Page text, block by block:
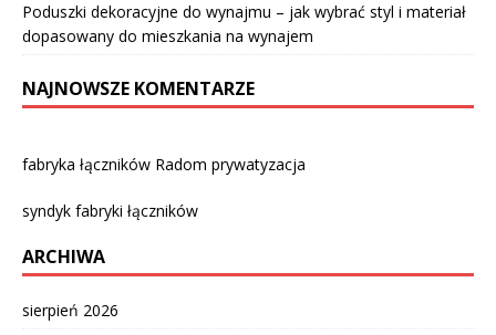
Poduszki dekoracyjne do wynajmu – jak wybrać styl i materiał
dopasowany do mieszkania na wynajem
NAJNOWSZE KOMENTARZE
fabryka łączników Radom prywatyzacja
syndyk fabryki łączników
ARCHIWA
sierpień 2026